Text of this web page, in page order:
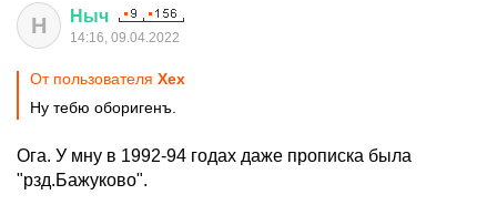
Н Ныч
14:16, 09.04.2022
От пользователя Хех
Ну тебю оборигенъ.
Ога. У мну в 1992-94 годах даже прописка была
"рзд.Бажуково".